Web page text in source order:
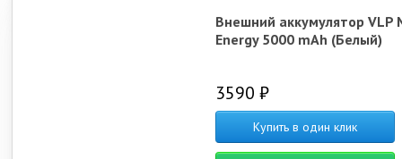
Внешний аккумулятор VLP
Energy 5000 mAh (Белый)
3590 ₽
Купить в один клик